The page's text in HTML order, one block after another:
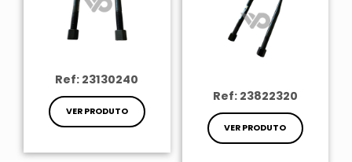
Ref: 23130240
VER PRODUTO
Ref: 23822320
VER PRODUTO